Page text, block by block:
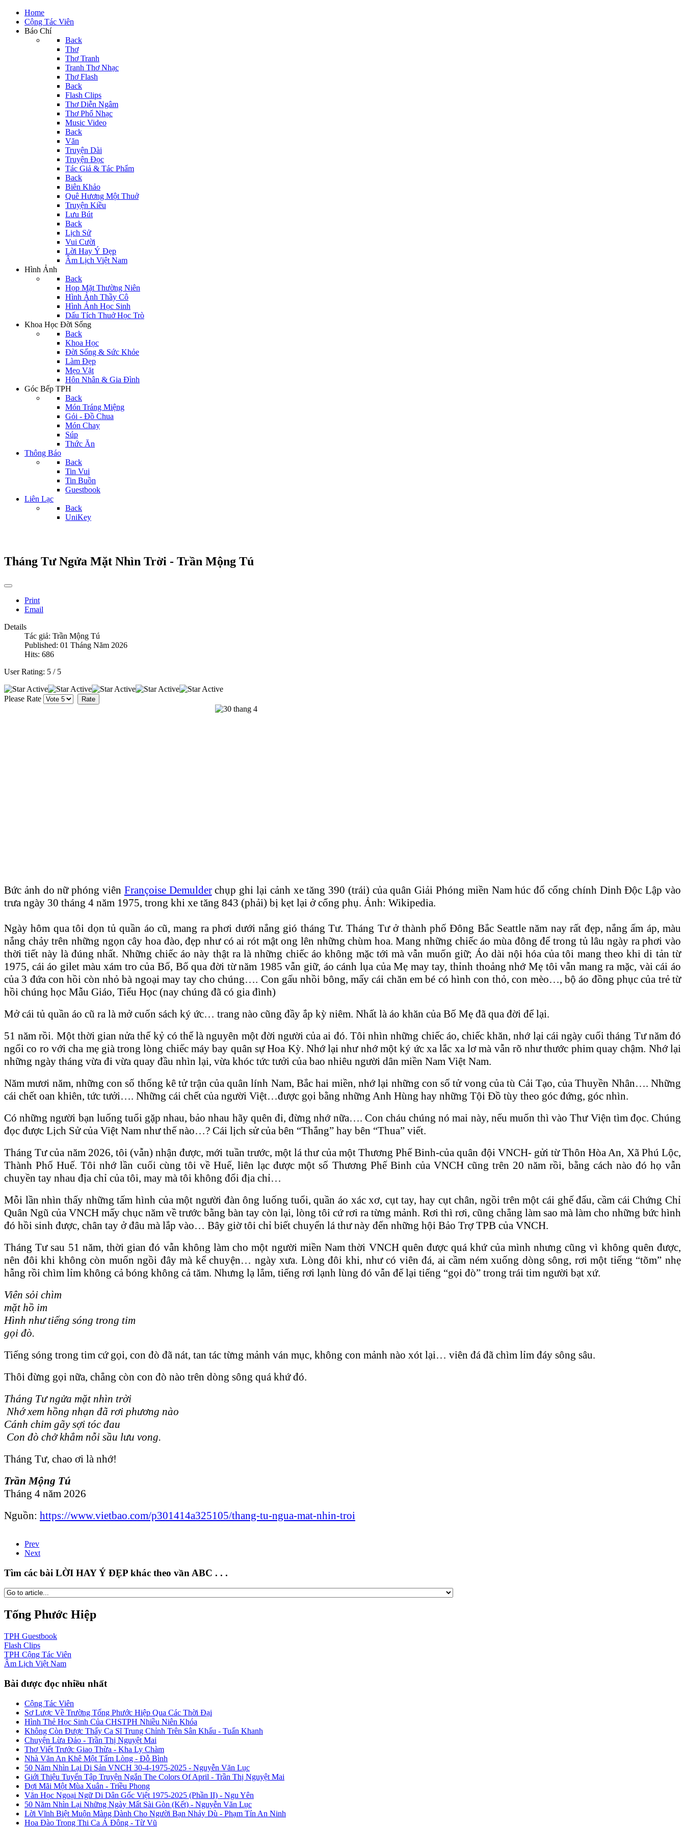
Home
Cộng Tác Viên
Báo Chí
Back
Thơ
Thơ Tranh
Tranh Thơ Nhạc
Thơ Flash
Back
Flash Clips
Thơ Diễn Ngâm
Thơ Phổ Nhạc
Music Video
Back
Văn
Truyện Dài
Truyện Đọc
Tác Giả & Tác Phẩm
Back
Biên Khảo
Quê Hương Một Thuở
Truyện Kiều
Lưu Bút
Back
Lịch Sử
Vui Cười
Lời Hay Ý Đẹp
Âm Lịch Việt Nam
Hình Ảnh
Back
Họp Mặt Thường Niên
Hình Ảnh Thầy Cô
Hình Ảnh Học Sinh
Dấu Tích Thuở Học Trò
Khoa Học Đời Sống
Back
Khoa Học
Đời Sống & Sức Khỏe
Làm Đẹp
Mẹo Vặt
Hôn Nhân & Gia Đình
Góc Bếp TPH
Back
Món Tráng Miệng
Gỏi - Đồ Chua
Món Chay
Súp
Thức Ăn
Thông Báo
Back
Tin Vui
Tin Buồn
Guestbook
Liên Lạc
Back
UniKey
Tháng Tư Ngửa Mặt Nhìn Trời - Trần Mộng Tú
Print
Email
Details
Tác giả: Trần Mộng Tú
Published: 01 Tháng Năm 2026
Hits: 686
User Rating: 5 / 5
Please Rate
Bức ảnh do nữ phóng viên Françoise Demulderchụp ghi lại cảnh xe tăng 390 (trái) của quân Giải Phóng miền Nam húc đổ cổng chính Dinh Độc Lập vào
trưa ngày 30 tháng 4 năm 1975, trong khi xe tăng 843 (phải) bị kẹt lại ở cổng phụ. Ảnh: Wikipedia.
Ngày hôm qua tôi dọn tủ quần áo cũ, mang ra phơi dưới nắng gió tháng Tư. Tháng Tư ở thành phố Đông Bắc Seattle năm nay rất đẹp, nắng ấm áp, màu
nắng chảy trên những ngọn cây hoa đào, đẹp như có ai rót mật ong lên những chùm hoa. Mang những chiếc áo mùa đông để trong tủ lâu ngày ra phơi vào
thời tiết này là đúng nhất. Những chiếc áo này thật ra là những chiếc áo không mặc tới mà vẫn muốn giữ; Áo dài nội hóa của tôi mang theo khi di tản từ
1975, cái áo gilet màu xám tro của Bố, Bố qua đời từ năm 1985 vẫn giữ, áo cánh lụa của Mẹ may tay, thỉnh thoảng nhớ Mẹ tôi vẫn mang ra mặc, vài cái áo
của 3 đứa con hồi còn nhỏ bà ngoại may tay cho chúng…. Con gấu nhồi bông, mấy cái chăn em bé có hình con thỏ, con mèo…, bộ áo đồng phục của trẻ từ
hồi chúng học Mẫu Giáo, Tiểu Học (nay chúng đã có gia đình)
Mở cái tủ quần áo cũ ra là mở cuốn sách ký ức… trang nào cũng đầy ắp kỳ niêm. Nhất là áo khăn của Bố Mẹ đã qua đời để lại.
51 năm rồi. Một thời gian nửa thế kỷ có thể là nguyên một đời người của ai đó. Tôi nhìn những chiếc áo, chiếc khăn, nhớ lại cái ngày cuối tháng Tư năm đó
ngổi co ro với cha mẹ già trong lòng chiếc máy bay quân sự Hoa Kỳ. Nhớ lại như nhớ một ký ức xa lắc xa lơ mà vẫn rõ như thước phim quay chậm. Nhớ lại
những ngày tháng vừa đi vừa quay đầu nhìn lại, vừa khóc tức tưởi của bao nhiêu người dân miền Nam Việt Nam.
Năm mươi năm, những con số thống kê tử trận của quân lính Nam, Bắc hai miền, nhớ lại những con số tử vong của tù Cải Tạo, của Thuyền Nhân…. Những
cái chết oan khiên, tức tưởi…. Những cái chết của người Việt…được gọi bằng những Anh Hùng hay những Tội Đồ tùy theo góc đứng, góc nhìn.
Có những người bạn luống tuổi gặp nhau, bảo nhau hãy quên đi, đừng nhớ nữa…. Con cháu chúng nó mai này, nếu muốn thì vào Thư Viện tìm đọc. Chúng
đọc được Lịch Sử của Việt Nam như thế nào…? Cái lịch sử của bên “Thắng” hay bên “Thua” viết.
Tháng Tư của năm 2026, tôi (vẫn) nhận được, mới tuần trước, một lá thư của một Thương Phế Binh-của quân đội VNCH- gửi từ Thôn Hòa An, Xã Phú Lộc,
Thành Phố Huế. Tôi nhớ lần cuối cùng tôi về Huế, liên lạc được một số Thương Phế Binh của VNCH cũng trên 20 năm rồi, bằng cách nào đó họ vẫn
chuyền tay nhau địa chỉ của tôi, may mà tôi không đổi địa chỉ…
Mỗi lần nhìn thấy những tấm hình của một người đàn ông luống tuổi, quần áo xác xơ, cụt tay, hay cụt chân, ngồi trên một cái ghế đẩu, cầm cái Chứng Chỉ
Quân Ngũ của VNCH mấy chục năm về trước bằng bàn tay còn lại, lòng tôi cứ rơi ra từng mảnh. Rơi thì rơi, cũng chẳng làm sao mà làm cho những bức hình
đó hồi sinh được, chân tay ở đâu mà lắp vào… Bây giờ tôi chỉ biết chuyển lá thư này đến những hội Bảo Trợ TPB của VNCH.
Tháng Tư sau 51 năm, thời gian đó vẫn không làm cho một người miền Nam thời VNCH quên được quá khứ của mình nhưng cũng vì không quên được,
nên đôi khi không còn muốn ngồi đây mà kể chuyện… ngày xưa. Lòng đôi khi, như có viên đá, ai cầm ném xuống dòng sông, rơi một tiếng “tõm” nhẹ
hẫng rồi chìm lỉm không cả bóng không cả tăm. Nhưng lạ lắm, tiếng rơi lạnh lùng đó vẫn để lại tiếng “gọi đò” trong trái tim người bạt xứ.
Viên sỏi chìm
mặt hồ im
Hình như tiếng sóng trong tim
gọi đò.
Tiếng sóng trong tim cứ gọi, con đò đã nát, tan tác từng mảnh ván mục, không con mảnh nào xót lại… viên đá đã chìm lỉm đáy sông sâu.
Thôi đừng gọi nữa, chẳng còn con đò nào trên dòng sông quá khứ đó.
Tháng Tư ngửa mặt nhìn trời
Nhớ xem hồng nhạn đã rơi phương nào
Cánh chim gãy sợi tóc đau
Con đò chở khẳm nỗi sầu lưu vong.
Tháng Tư, chao ơi là nhớ!
Trần Mộng Tú
Tháng 4 năm 2026
Nguồn: https://www.vietbao.com/p301414a325105/thang-tu-ngua-mat-nhin-troi
Prev
Next
Tìm các bài LỜI HAY Ý ĐẸP khác theo vần ABC . . .
Tống Phước Hiệp
TPH Guestbook
Flash Clips
TPH Cộng Tác Viên
Âm Lịch Việt Nam
Bài được đọc nhiều nhất
Cộng Tác Viên
Sơ Lược Về Trường Tống Phước Hiệp Qua Các Thời Đại
Hình Thẻ Học Sinh Của CHSTPH Nhiều Niên Khóa
Không Còn Được Thấy Ca Sĩ Trung Chỉnh Trên Sân Khấu - Tuấn Khanh
Chuyện Lừa Đảo - Trần Thị Nguyệt Mai
Thơ Viết Trước Giao Thừa - Kha Ly Chàm
Nhà Văn An Khê Một Tấm Lòng - Đỗ Bình
50 Năm Nhìn Lại Di Sản VNCH 30-4-1975-2025 - Nguyễn Văn Lục
Giới Thiệu Tuyển Tập Truyện Ngắn The Colors Of April - Trần Thị Nguyệt Mai
Đợi Mãi Một Mùa Xuân - Triều Phong
Văn Học Ngoại Ngữ Di Dân Gốc Việt 1975-2025 (Phần II) - Ngu Yên
50 Năm Nhìn Lại Những Ngày Mất Sài Gòn (Kết) - Nguyễn Văn Lục
Lời Vĩnh Biệt Muộn Màng Dành Cho Người Bạn Nhảy Dù - Phạm Tín An Ninh
Hoa Đào Trong Thi Ca Á Đông - Từ Vũ